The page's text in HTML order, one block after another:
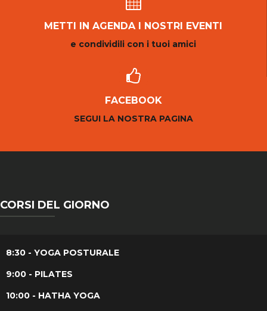
METTI IN AGENDA I NOSTRI EVENTI
e condividili con i tuoi amici
FACEBOOK
SEGUI LA NOSTRA PAGINA
CORSI DEL GIORNO
8:30 - YOGA POSTURALE
9:00 - PILATES
10:00 - HATHA YOGA